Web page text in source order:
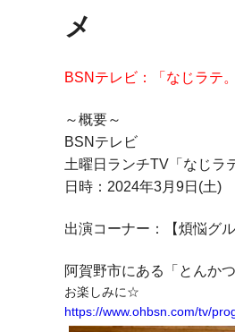
メ
BSNテレビ：「なじラテ
～概要～
BSNテレビ
土曜日ランチTV「なじラ
日時：2024年3月9日(土)
出演コーナー：【煩悩グル
阿賀野市にある「とんか
お楽しみに☆
https://www.ohbsn.com/tv/